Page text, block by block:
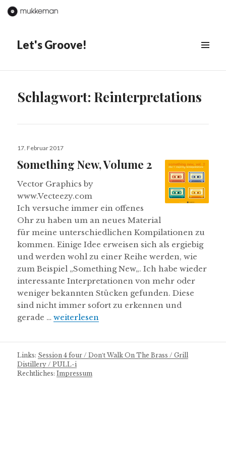
Let's Groove!
WIDGETS
Schlagwort: Reinterpretations
Veröffentlicht
17. Februar 2017
Something New, Volume 2
Vector Graphics by
www.Vecteezy.com
Ich versuche immer ein offenes
Ohr zu haben um an neues Material
für meine unterschiedlichen Kompilationen zu
kommen. Einige Idee erweisen sich als ergiebig
und werden wohl zu einer Reihe werden, wie
zum Beispiel „Something New„. Ich habe wieder
interessante Interpretationen von mehr oder
weniger bekannten Stücken gefunden. Diese
sind nicht immer sofort zu erkennen und
gerade …Something New, Volume 2
weiterlesen
Links: Session 4 four /Don′t Walk On The Brass /Grill
Distillery /PULL-i
Rechtliches:Impressum